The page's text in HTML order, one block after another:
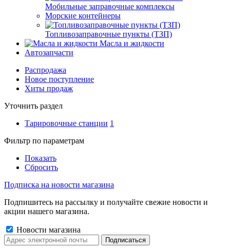
Мобильные заправочные комплексы
Морские контейнеры
Топливозаправочные пункты (ТЗП)
Масла и жидкости
Автозапчасти
Распродажа
Новое поступление
Хиты продаж
Уточнить раздел
Тарировочные станции 1
Фильтр по параметрам
Показать
Сбросить
Подписка на новости магазина
Подпишитесь на рассылку и получайте свежие новости и
акции нашего магазина.
Новости магазина